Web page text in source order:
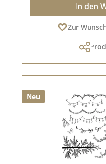
In den
Zur
Neu